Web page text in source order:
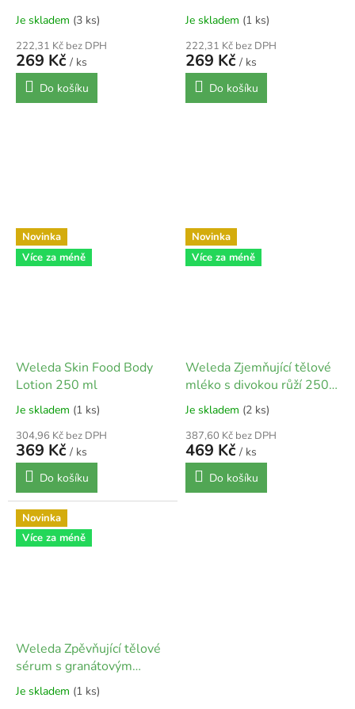
Je skladem (3 ks)
222,31 Kč bez DPH
269 Kč / ks
Do košíku
Je skladem (1 ks)
222,31 Kč bez DPH
269 Kč / ks
Do košíku
Novinka
Více za méně
Weleda Skin Food Body
Lotion 250 ml
Je skladem (1 ks)
304,96 Kč bez DPH
369 Kč / ks
Do košíku
Novinka
Více za méně
Weleda Zjemňující tělové
mléko s divokou růží 250
ml
Je skladem (2 ks)
387,60 Kč bez DPH
469 Kč / ks
Do košíku
Novinka
Více za méně
Weleda Zpěvňující tělové
sérum s granátovým
jablkem 250 ml
Je skladem (1 ks)